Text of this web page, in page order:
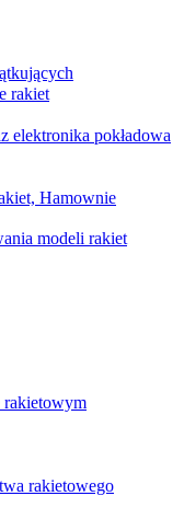
rakiet
elektronika pokładowa
Hamownie
modeli rakiet
rakietowego